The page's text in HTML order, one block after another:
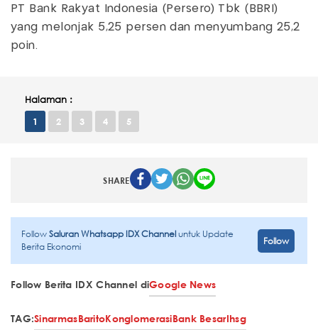
PT Bank Rakyat Indonesia (Persero) Tbk (BBRI)
yang melonjak 5,25 persen dan menyumbang 25,2
poin.
Halaman :
1 2 3 4 5
SHARE
FollowSaluran Whatsapp IDX Channeluntuk Update
Berita Ekonomi
Follow
Follow Berita IDX Channel diGoogle News
TAG:SinarmasBaritoKonglomerasiBank BesarIhsg